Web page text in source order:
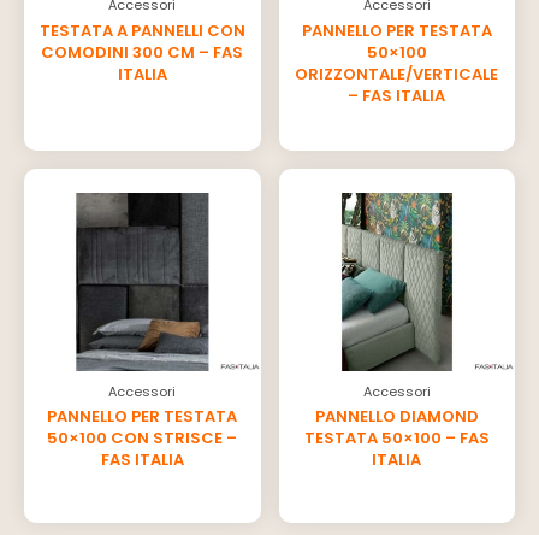
Accessori
TESTATA A PANNELLI CON
COMODINI 300 CM – FAS
ITALIA
Accessori
PANNELLO PER TESTATA
50×100
ORIZZONTALE/VERTICALE
– FAS ITALIA
Accessori
PANNELLO PER TESTATA
50×100 CON STRISCE –
FAS ITALIA
Accessori
PANNELLO DIAMOND
TESTATA 50×100 – FAS
ITALIA